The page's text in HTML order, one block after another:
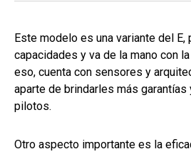
Este modelo es una variante del
capacidades y va de la mano con
eso, cuenta con sensores y
aparte de brindarles más garantías
pilotos.
Otro aspecto importante es la